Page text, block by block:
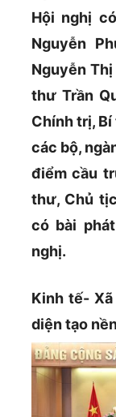
Hội nghị
Nguyễn
Nguyễn
thư Trần
Chính trị,
các bộ,
điểm cầu
thư, Chủ
có bài
nghị.
Kinh tế-
diệntạo